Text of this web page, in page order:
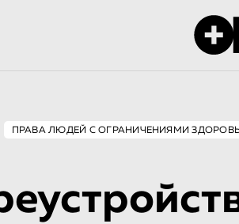
ПРАВА ЛЮДЕЙ С ОГРАНИЧЕНИЯМИ